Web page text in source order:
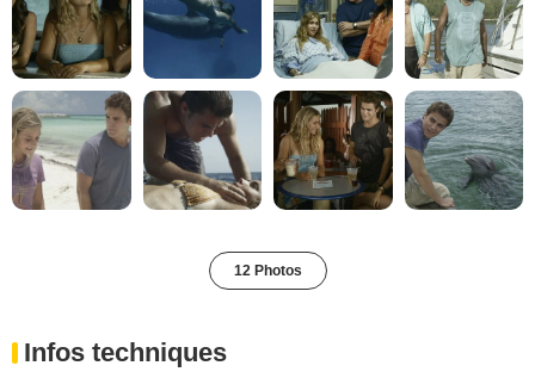
12 Photos
Infos techniques